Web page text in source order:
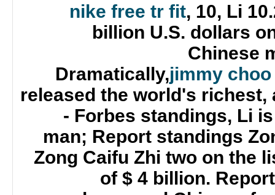
nike free tr fit, 10, Li
billion U.S. dollars
Chinese
Dramatically,jimmy
released the world's richest,
- Forbes standings, Li
man; Report standings
Zong Caifu Zhi two on the
of $ 4 billion.